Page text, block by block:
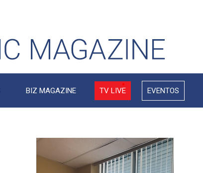
BIZ MAGAZINE TV LIVE EVENTOS
Video
Player